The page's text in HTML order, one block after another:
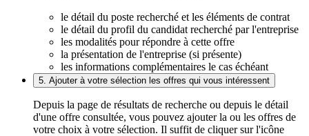
le détail du poste recherché et les éléments de contrat
le détail du profil du candidat recherché par l'entreprise
les modalités pour répondre à cette offre
la présentation de l'entreprise (si présente)
les informations complémentaires le cas échéant
5. Ajouter à votre sélection les offres qui vous intéressent
Depuis la page de résultats de recherche ou depuis le détail
d'une offre consultée, vous pouvez ajouter la ou les offres de
votre choix à votre sélection. Il suffit de cliquer sur l'icône